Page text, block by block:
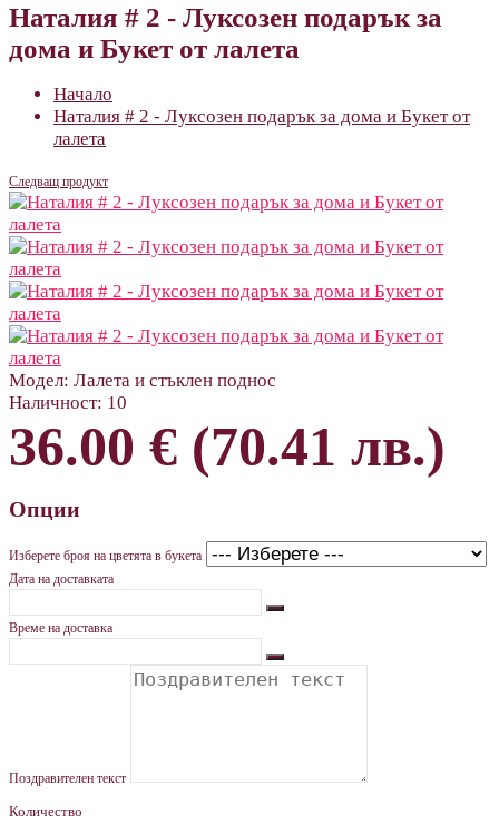
Наталия # 2 - Луксозен подарък за
дома и Букет от лалета
Начало
Наталия # 2 - Луксозен подарък за дома и Букет от
лалета
Следващ продукт
Модел: Лалета и стъклен поднос
Наличност: 10
36.00 € (70.41 лв.)
Опции
Изберете броя на цветята в букета
Дата на доставката
Време на доставка
Поздравителен текст
Количество